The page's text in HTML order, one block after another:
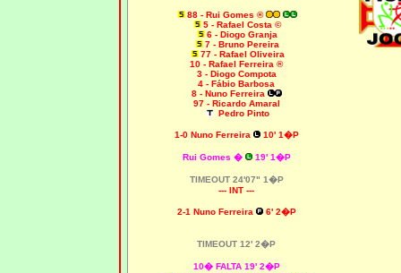
88 - Rui Gomes ®
5 - Rafael Costa ©
6 - Diogo Granja
7 - Bruno Pereira
77 - Rafael Oliveira
10 - Rafael Ferreira ®
3 - Diogo Compota
4 - Fábio Barbosa
8 - Nuno Ferreira
97 - Ricardo Amaral
Pedro Pinto
1-0 Nuno Ferreira 10' 1�P
Rui Gomes � 19' 1�P
TIMEOUT 24'07" 1�P
--- INT ---
2-1 Nuno Ferreira 6' 2�P
TIMEOUT 12' 2�P
10� FALTA 19' 2�P